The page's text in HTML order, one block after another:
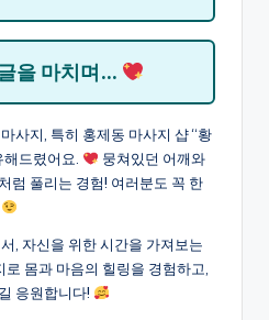
을 마치며…
사지, 특히 홍제동 마사지 샵 “황
해드렸어요.
뭉쳐있던 어깨와
럼 풀리는 경험! 여러분도 꼭 한
, 자신을 위한 시간을 가져보는
몸과 마음의 힐링을 경험하고,
응원합니다!